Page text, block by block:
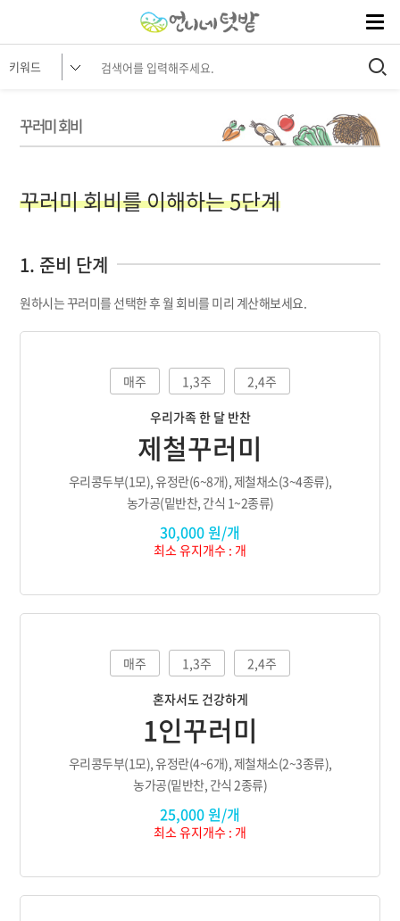
꾸러미 회비
꾸러미 회비를 이해하는 5단계
1. 준비 단계
원하시는 꾸러미를 선택한 후 월 회비를 미리 계산해보세요.
매주 1,3주
2,4주
우리가족 한 달 반찬
제철꾸러미
우리콩두부(1모), 유정란(6~8개), 제철채소(3~4종류),
농가공(밑반찬, 간식 1~2종류)
30,000 원/개
최소 유지개수 : 개
매주 1,3주
2,4주
혼자서도 건강하게
1인꾸러미
우리콩두부(1모), 유정란(4~6개), 제철채소(2~3종류),
농가공(밑반찬, 간식 2종류)
25,000 원/개
최소 유지개수 : 개